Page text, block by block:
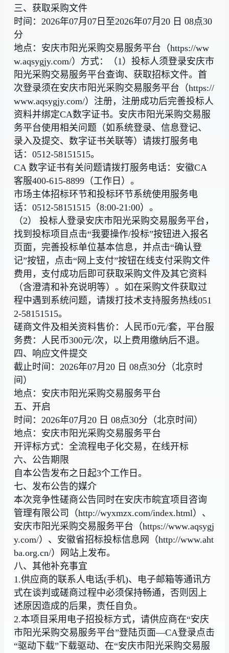
三、获取采购文件
时间：2026年07月07日至2026年07月20 日 08点30
分
地点：安庆市阳光采购交易服务平台（https://ww
w.aqsygjy.com/）方式：（1）投标人须登录安庆市
阳光采购交易服务平台查询、获取招标文件。首
次登录须在安庆市阳光采购交易服务平台（https://
www.aqsygjy.com/）注册，注册成功后完善投标人
资料并绑定CA数字证书。安庆市阳光采购交易服
务平台使用相关问题（如系统登录、信息登记、
录入及提交、数字证书关联等）请拨打服务电
话：0512-58151515。
CA 数字证书有关问题请拨打服务电话：安徽CA
客服400-615-8899（工作日）。
市场主体招标环节和投标环节系统使用服务电
话：0512-58151515（8:00-21:00）。
（2） 投标人登录安庆市阳光采购交易服务平台，
找到投标项目点击“我要操作/投标”按钮进入报名
页面，完善投标单位基本信息，并点击“确认登
记”按钮，点击“网上支付”按钮在线支付采购文件
费用，支付成功后即可获取采购文件及其它资料
（含澄清和补充说明等）。如在采购文件获取过
程中遇到系统问题，请拨打技术支持服务热线051
2-58151515。
磋商文件及相关资料售价：人民币0元/套，平台服
务费：人民币300元/次，以上费用缴纳后不退。
四、响应文件提交
截止时间：2026年07月20 日 08点30分（北京时
间）
地点：安庆市阳光采购交易服务平台
五、开启
时间：2026年07月20 日 08点30分（北京时间）
地点：安庆市阳光采购交易服务平台
开评标方式：全流程电子化交易，在线开标
六、公告期限
自本公告发布之日起3个工作日。
七、发布公告的媒介
本次竞争性磋商公告同时在安庆市皖宜项目咨询
管理有限公司（http://wyxmzx.com/index.html）、
安庆市阳光采购交易服务平台（https://www.aqsygj
y.com/）、安徽省招标投标信息网（http://www.aht
ba.org.cn/）网站上发布。
八、其他补充事宜
1.供应商的联系人电话(手机)、电子邮箱等通讯方
式在谈判或磋商过程中必须保持畅通，否则因上
述原因造成的后果，责任自负。
2.本项目采用电子招投标方式，请供应商在“安庆
市阳光采购交易服务平台”登陆页面—CA登录点击
“驱动下载”下载驱动、在“安庆市阳光采购交易服